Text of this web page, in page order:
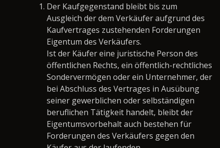
Der Kaufgegenstand bleibt bis zum
Ausgleich der dem Verkäufer aufgrund des
Kaufvertrages zustehenden Forderungen
Eigentum des Verkäufers.
Ist der Käufer eine juristische Person des
öffentlichen Rechts, ein öffentlich-rechtliches
Sondervermögen oder ein Unternehmer, der
bei Abschluss des Vertrages in Ausübung
seiner gewerblichen oder selbständigen
beruflichen Tätigkeit handelt, bleibt der
Eigentumsvorbehalt auch bestehen für
Forderungen des Verkäufers gegen den